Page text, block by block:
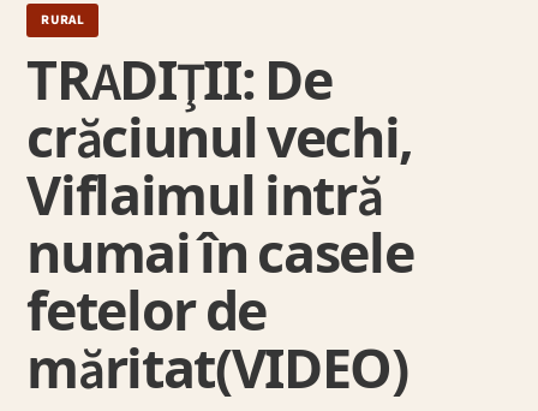
RURAL
TRADIŢII: De
crăciunul vechi,
Viflaimul intră
numai în casele
fetelor de
măritat(VIDEO)